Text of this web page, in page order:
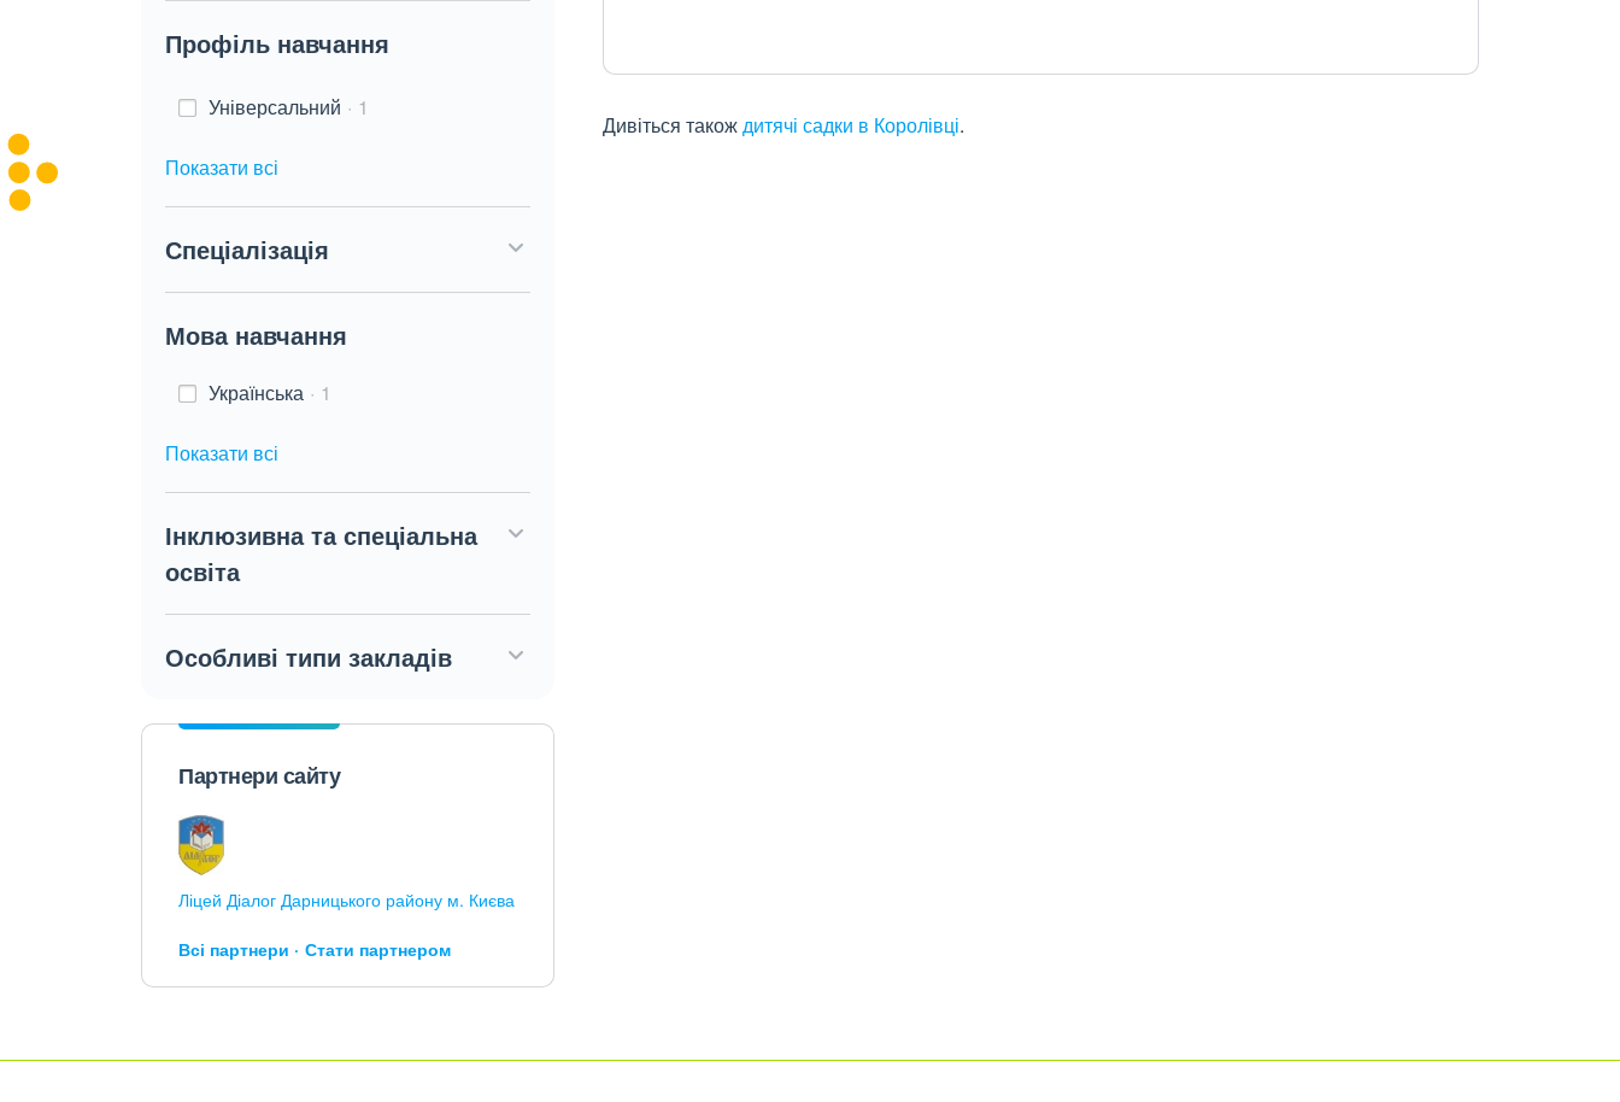
Профіль навчання
Універсальний 1
Показати всі
Спеціалізація
Мова навчання
Українська 1
Показати всі
Інклюзивна та спеціальна
освіта
Особливі типи закладів
Партнери сайту
Ліцей Діалог Дарницького району м. Києва
Всі партнери Стати партнером
Дивіться такождитячі садки в Королівці.